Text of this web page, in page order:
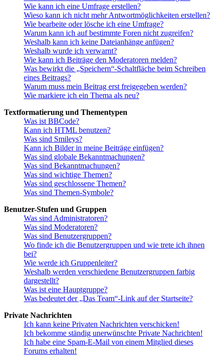
Wie kann ich eine Umfrage erstellen?
Wieso kann ich nicht mehr Antwortmöglichkeiten erstellen?
Wie bearbeite oder lösche ich eine Umfrage?
Warum kann ich auf bestimmte Foren nicht zugreifen?
Weshalb kann ich keine Dateianhänge anfügen?
Weshalb wurde ich verwarnt?
Wie kann ich Beiträge den Moderatoren melden?
Was bewirkt die „Speichern“-Schaltfläche beim Schreiben
eines Beitrags?
Warum muss mein Beitrag erst freigegeben werden?
Wie markiere ich ein Thema als neu?
Textformatierung und Thementypen
Was ist BBCode?
Kann ich HTML benutzen?
Was sind Smileys?
Kann ich Bilder in meine Beiträge einfügen?
Was sind globale Bekanntmachungen?
Was sind Bekanntmachungen?
Was sind wichtige Themen?
Was sind geschlossene Themen?
Was sind Themen-Symbole?
Benutzer-Stufen und Gruppen
Was sind Administratoren?
Was sind Moderatoren?
Was sind Benutzergruppen?
Wo finde ich die Benutzergruppen und wie trete ich ihnen
bei?
Wie werde ich Gruppenleiter?
Weshalb werden verschiedene Benutzergruppen farbig
dargestellt?
Was ist eine Hauptgruppe?
Was bedeutet der „Das Team“-Link auf der Startseite?
Private Nachrichten
Ich kann keine Privaten Nachrichten verschicken!
Ich bekomme ständig unerwünschte Private Nachrichten!
Ich habe eine Spam-E-Mail von einem Mitglied dieses
Forums erhalten!